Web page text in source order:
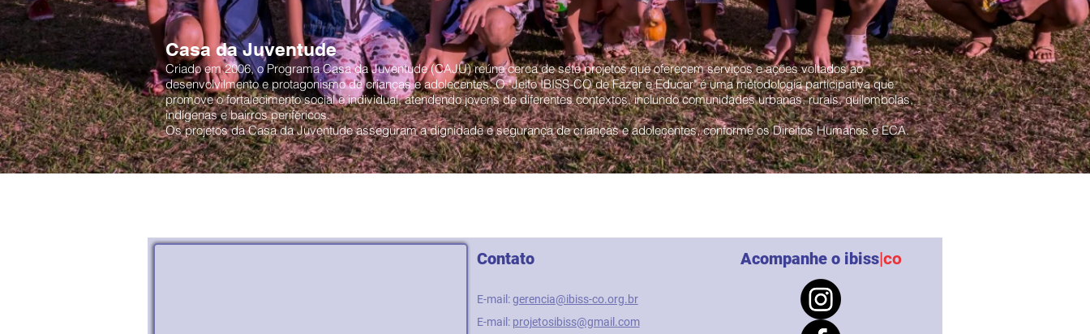
Casa da Juventude
Criado em 2006, o Programa Casa da Juventude (CAJU) reúne cerca de sete projetos que oferecem serviços e ações voltados ao
desenvolvilmento e protagonismo de crianças e adolecentes. O "Jeito IBISS-CO de Fazer e Educar" é uma metodologia participativa que
promove o fortalecimento social e individual, atendendo jovens de diferentes contextos, inclundo comunidades urbanas, rurais, quilombolas,
indígenas e bairros periféricos.
Os projetos da Casa da Juventude asseguram a dignidade e segurança de crianças e adolecentes, conforme os Direitos Humanos e ECA.
Contato
E-mail:gerencia@ibiss-co.org.br
E-mail: projetosibiss@gmail.com
Acompanhe o ibiss|co